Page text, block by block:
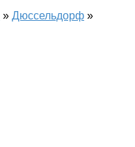
» Дюссельдорф »